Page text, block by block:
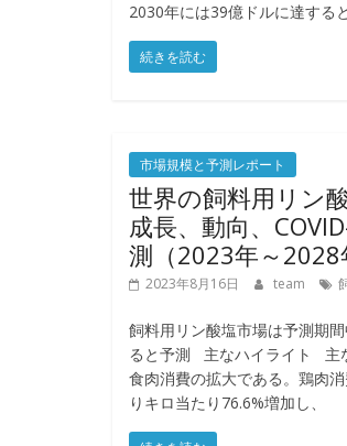
2030年には39億ドルに達する
続きを読む
市場規模と予測レポート
世界の飼料用リン
成長、動向、
測（2023年～2028
2023年8月16日 team
飼料用リン酸塩市場は予測期
ると予測 主なハイライト 主
食肉消費の拡大である。鶏肉
りキロ当たり76.6%増加し、